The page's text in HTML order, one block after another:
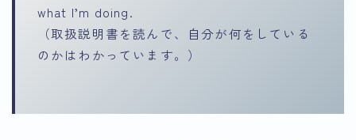
what I’m doing.
（取扱説明書を読んで、自分が何をしている
のかはわかっています。）